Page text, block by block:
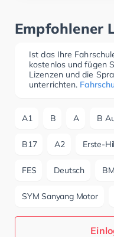
Empfohlener
Ist das Ihre
kostenlos und fügen
Lizenzen und die
unterrichten.
A1 B A B
B17 A2 Erste-
FES Deutsch
SYM Sanyang Motor